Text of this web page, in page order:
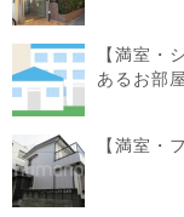
【満室・
あるお部屋
【満室・